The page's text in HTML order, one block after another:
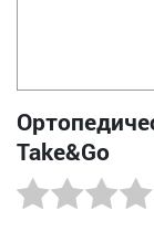
Take&Go